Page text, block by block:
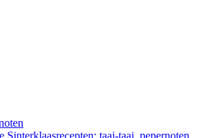
Sinterklaasrecepten: taai-taai, pepernoten,